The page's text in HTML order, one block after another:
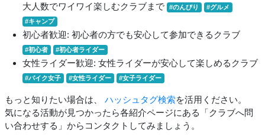
大人数でワイワイ楽しむクラブまで
#のんびり
#グルメ
#キャンプ
初心者歓迎: 初心者の方でも安心して参加できるクラブ
#初心者 #初心者ライダー
女性ライダー歓迎: 女性ライダーが安心して楽しめるクラブ
#バイク女子 #女性ライダー #女子ライダー
もっと知りたい場合は、 ハッシュタグ検索を活用ください。
気になる活動が見つかったら各紹介ページにある「クラブへ問
い合わせする」からコンタクトしてみましょう。